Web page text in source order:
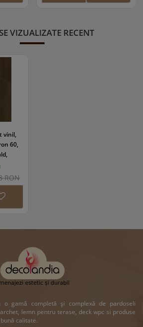
VIZUALIZATE RECENT
vinil,
60,
RON
gamă completă și complexă de pardoseli
lemn pentru terase, deck wpc si produse
calitate.